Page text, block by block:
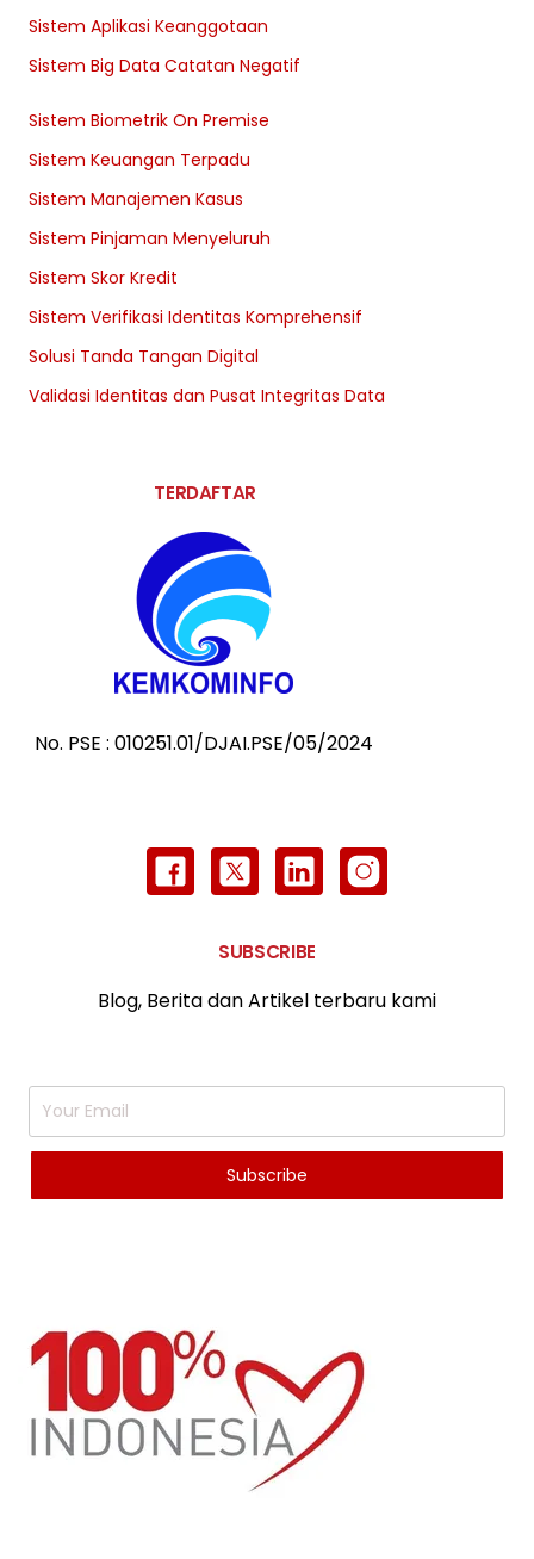
Sistem Aplikasi Keanggotaan
Sistem Big Data Catatan Negatif
Sistem Biometrik On Premise
Sistem Keuangan Terpadu
Sistem Manajemen Kasus
Sistem Pinjaman Menyeluruh
Sistem Skor Kredit
Sistem Verifikasi Identitas Komprehensif
Solusi Tanda Tangan Digital
Validasi Identitas dan Pusat Integritas Data
TERDAFTAR
No. PSE : 010251.01/DJAI.PSE/05/2024
SUBSCRIBE
Blog, Berita dan Artikel terbaru kami